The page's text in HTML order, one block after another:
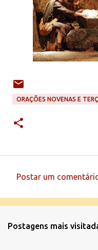
ORAÇÕES NOVENAS E
e
Postar um
Postagens mais